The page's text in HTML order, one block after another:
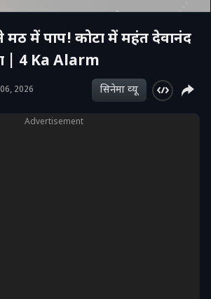
मठ में पाप! कोटा में महंत देवानंद
| 4 Ka Alarm
06, 2026 सिनेमा व्‍यू
Advertisement